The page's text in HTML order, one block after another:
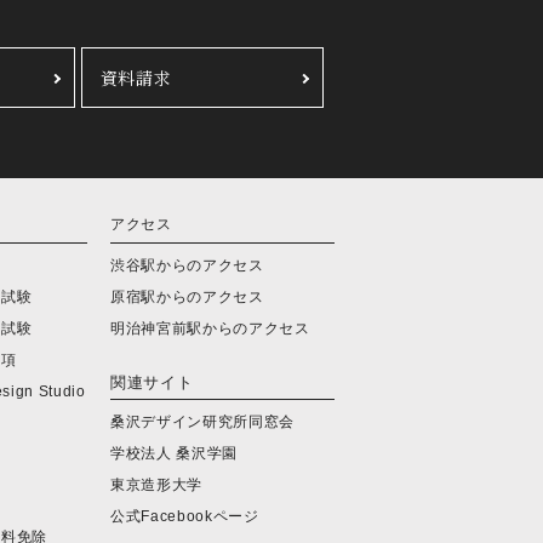
資料請求
験
験
Studio
免除
アクセス
渋谷駅からのアクセス
原宿駅からのアクセス
明治神宮前駅からのアクセス
関連サイト
桑沢デザイン研究所同窓会
学校法人 桑沢学園
東京造形大学
公式Facebookページ